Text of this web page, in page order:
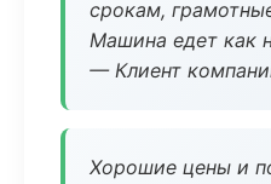
срокам,
Машина едет как
— Клиент
Хорошие цены и